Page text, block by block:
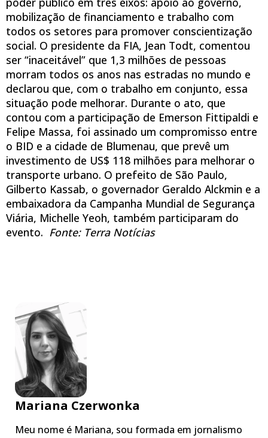
mobilização de financiamento e trabalho com
todos os setores para promover conscientização
social. O presidente da FIA, Jean Todt, comentou
ser “inaceitável” que 1,3 milhões de pessoas
morram todos os anos nas estradas no mundo e
declarou que, com o trabalho em conjunto, essa
situação pode melhorar. Durante o ato, que
contou com a participação de Emerson Fittipaldi e
Felipe Massa, foi assinado um compromisso entre
o BID e a cidade de Blumenau, que prevê um
investimento de US$ 118 milhões para melhorar o
transporte urbano. O prefeito de São Paulo,
Gilberto Kassab, o governador Geraldo Alckmin e a
embaixadora da Campanha Mundial de Segurança
Viária, Michelle Yeoh, também participaram do
evento. Fonte: Terra Notícias
Mariana Czerwonka
Meu nome é Mariana, sou formada em jornalismo